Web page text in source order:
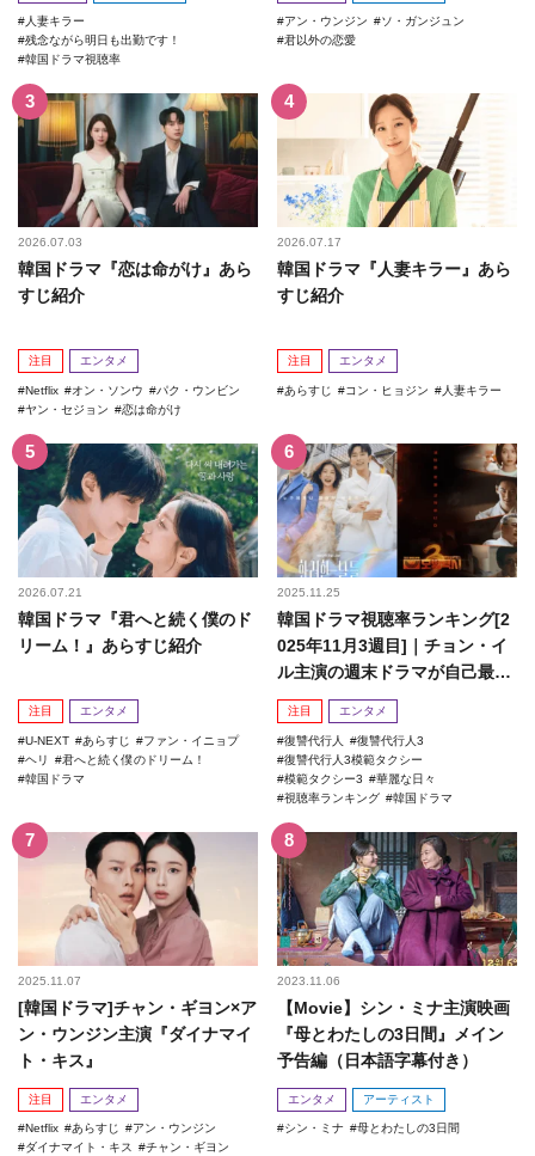
人妻キラー
残念ながら明日も出勤です！
韓国ドラマ視聴率
アン・ウンジン
ソ・ガンジュン
君以外の恋愛
2026.07.03
韓国ドラマ『恋は命がけ』あら
すじ紹介
注目 エンタメ
Netflix オン・ソンウ
パク・ウンビン
ヤン・セジョン
恋は命がけ
2026.07.17
韓国ドラマ『人妻キラー』あら
すじ紹介
注目 エンタメ
あらすじ コン・ヒョジン 人妻キラー
2026.07.21
韓国ドラマ『君へと続く僕のド
リーム！』あらすじ紹介
注目 エンタメ
U-NEXT あらすじ
ファン・イニョプ
ヘリ
君へと続く僕のドリーム！
韓国ドラマ
2025.11.25
韓国ドラマ視聴率ランキング[2
025年11月3週目]｜チョン・イ
ル主演の週末ドラマが自己最高
記録を更新！
注目 エンタメ
復讐代行人
復讐代行人3
復讐代行人3模範タクシー
模範タクシー3
華麗な日々
視聴率ランキング
韓国ドラマ
2025.11.07
[韓国ドラマ]チャン・ギヨン×ア
ン・ウンジン主演『ダイナマイ
ト・キス』
注目 エンタメ
Netflix あらすじ
アン・ウンジン
ダイナマイト・キス
チャン・ギヨン
2023.11.06
【Movie】シン・ミナ主演映画
『母とわたしの3日間』メイン
予告編（日本語字幕付き）
エンタメ アーティスト
シン・ミナ 母とわたしの3日間